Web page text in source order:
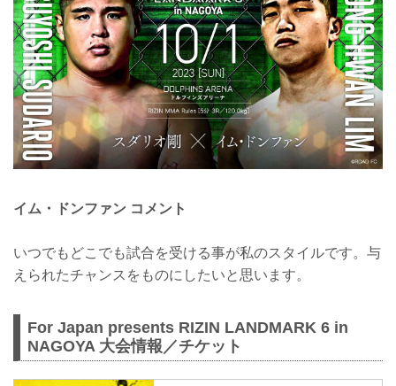
イム・ドンファン コメント
いつでもどこでも試合を受ける事が私のスタイルです。与
えられたチャンスをものにしたいと思います。
For Japan presents RIZIN LANDMARK 6 in
NAGOYA 大会情報／チケット